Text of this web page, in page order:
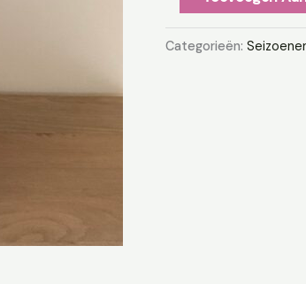
Categorieën: